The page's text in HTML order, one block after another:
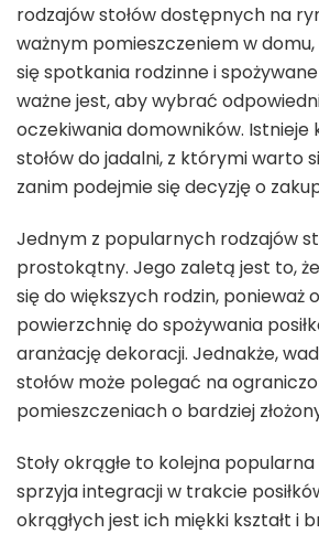
rodzajów stołów dostępnych na
ważnym pomieszczeniem w
się spotkania rodzinne i
ważne jest, aby wybrać
oczekiwania domowników. Istnieje
stołów do jadalni, z którymi warto
zanim podejmie się decyzję o
Jednym z popularnych rodzajów
prostokątny. Jego zaletą jest to,
się do większych rodzin, ponieważ
powierzchnię do spożywania
aranżację dekoracji. Jednakże,
stołów może polegać na
pomieszczeniach o bardziej
Stoły okrągłe to kolejna
sprzyja integracji w trakcie
okrągłych jest ich miękki kształt i